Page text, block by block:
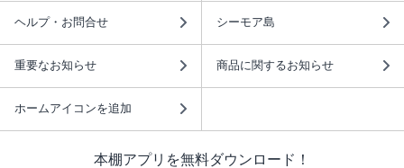
ヘルプ・お問合せ シーモア島
重要なお知らせ 商品に関するお知らせ
ホームアイコンを追加
本棚アプリを無料ダウンロード！